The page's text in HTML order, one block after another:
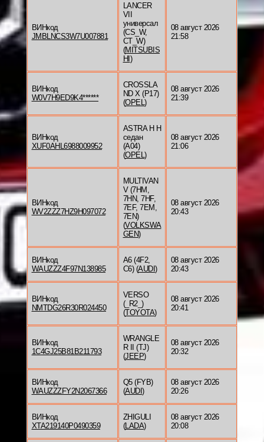
ВИНкод
JMBLNCS3W7U007881
LANCER
VII
универсал
(CS_W,
CT_W)
(MITSUBIS
HI)
08 август 2026
21:58
ВИНкод
W0V7H9ED9K4******
CROSSLA
ND X (P17)
(OPEL )
08 август 2026
21:39
ВИНкод
XUF0AHL6988009952
ASTRA H H
седан
(A04)
(OPEL )
08 август 2026
21:06
ВИНкод
WV2ZZZ7HZ9H097072
MULTIVAN
V (7HM,
7HN, 7HF,
7EF, 7EM,
7EN)
(VOLKSWA
GEN)
08 август 2026
20:43
ВИНкод
WAUZZZ4F97N138985
A6 (4F2,
C6) (AUDI)
08 август 2026
20:43
ВИНкод
NMTDG26R30R024450
VERSO
(_R2_)
(TOYOTA)
08 август 2026
20:41
ВИНкод
1C4GJ25B81B211793
WRANGLE
R II (TJ)
(JEEP)
08 август 2026
20:32
ВИНкод
WAUZZZFY2N2067366
Q5 (FYB)
(AUDI)
08 август 2026
20:26
ВИНкод
XTA219140P0490359
ZHIGULI
(LADA)
08 август 2026
20:08